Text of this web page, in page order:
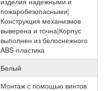
пожаробезопасными|
Конструкция механизмов
выверена и точна|Корпус
выполнен из белоснежного
ABS-пластика
Белый
Монтаж с помощью винтов